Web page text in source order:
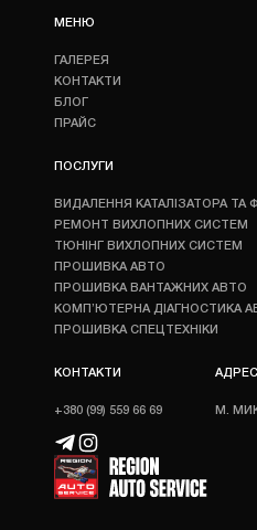
ПОСЛУГИ
ВИДАЛЕННЯ КАТАЛІЗАТОРА ТА
РЕМОНТ ВИХЛОПНИХ СИСТЕМ
ТЮНІНГ ВИХЛОПНИХ СИСТЕМ
ПРОШИВКА АВТО
ПРОШИВКА ВАНТАЖНИХ АВТО
КОМП’ЮТЕРНА ДІАГНОСТИКА
ПРОШИВКА СПЕЦТЕХНІКИ
МЕНЮ
ГАЛЕРЕЯ
КОНТАКТИ
БЛОГ
ПРАЙС
КОНТАКТИ
+380 (99) 559 66 69 М.